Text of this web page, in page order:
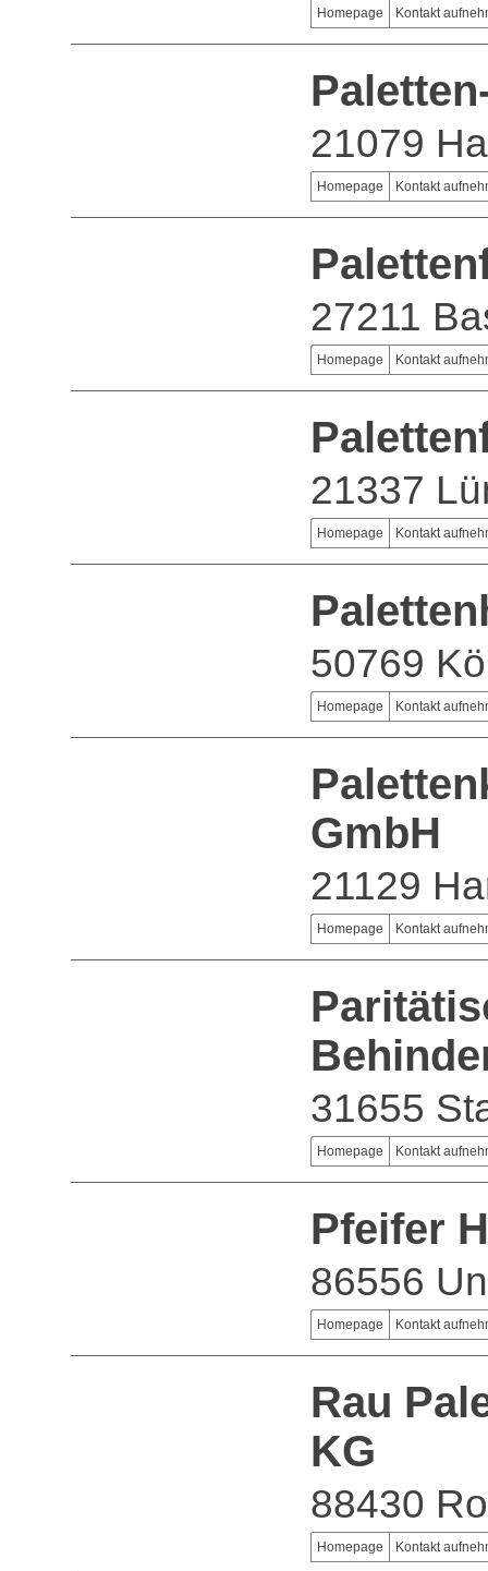
Homepage Kontakt
21079
Homepage Kontakt
27211
Homepage Kontakt
21337
Homepage Kontakt
50769
Homepage Kontakt
GmbH
21129
Homepage Kontakt
31655
Homepage Kontakt
Pfeifer
86556
Homepage Kontakt
Rau
KG
88430
Homepage Kontakt